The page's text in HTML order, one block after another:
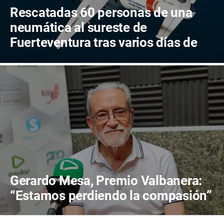
Rescatadas 60 personas de una
neumática al sureste de
Fuerteventura tras varios días de
Gerardo Mesa, Premio Valbanera:
“Estamos perdiendo la compasión”